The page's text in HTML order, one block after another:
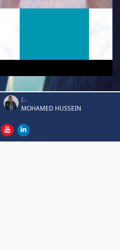
I.-
MOHAMED HUSSEIN